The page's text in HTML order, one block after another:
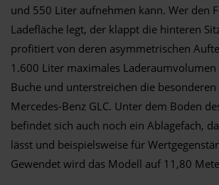
und 550 Liter aufnehmen kann. Wer den
Ladefläche legt, der klappt die hinteren
profitiert von deren asymmetrischen
1.600 Liter maximales Laderaumvolumen
Buche und unterstreichen die besonderen
Mercedes-Benz GLC. Unter dem Boden
befindet sich auch noch ein Ablagefach,
lässt und beispielsweise für
Gewendet wird das Modell auf 11,80